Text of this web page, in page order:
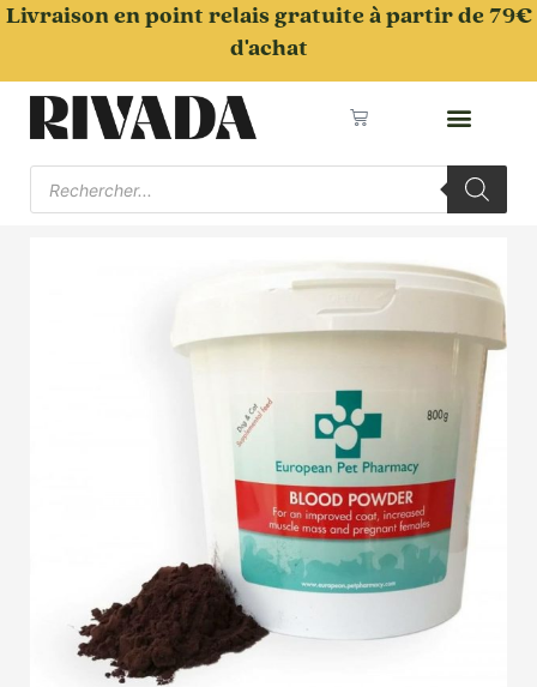
Aller
Livraison en point relais gratuite à partir de 79€
d'achat
Panier
Recherche
produits